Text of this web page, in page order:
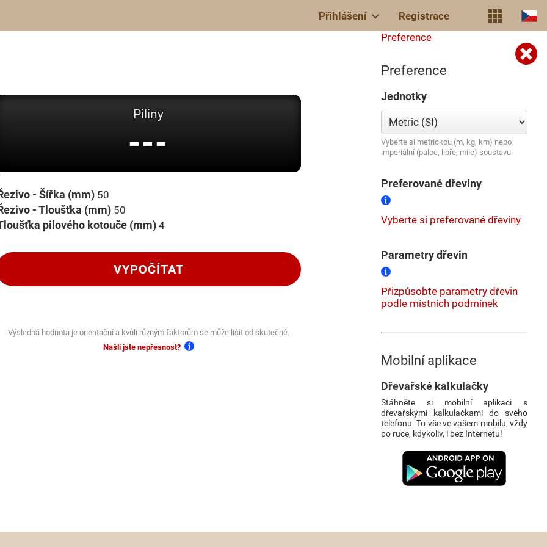
Přihlášení Registrace
Piliny
---
- Šířka (mm)
- Tloušťka (mm)
pilového kotouče (mm)
VYPOČÍTAT
Výsledná hodnota je orientační a kvůli různým faktorům se může lišit od skutečné.
Našli jste nepřesnost?
Preference
Preference
Jednotky
Vyberte si metrickou (m, kg, km) nebo
imperiální (palce, libře, míle) soustavu
Preferované dřeviny
Vyberte si preferované dřeviny
Parametry dřevin
Přizpůsobte parametry dřevin
podle místních podmínek
Mobilní aplikace
Dřevařské kalkulačky
Stáhněte si mobilní aplikaci s
dřevařskými kalkulačkami do svého
telefonu. To vše ve vašem mobilu, vždy
po ruce, kdykoliv, i bez Internetu!